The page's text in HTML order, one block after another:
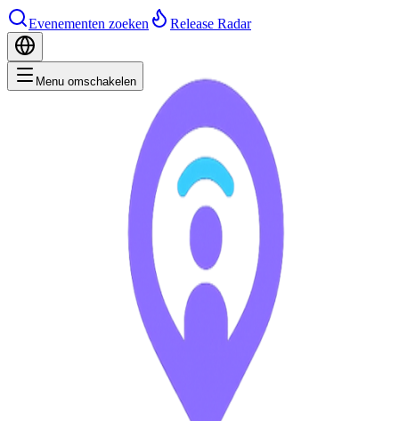
Evenementen zoeken Release Radar
Menu omschakelen